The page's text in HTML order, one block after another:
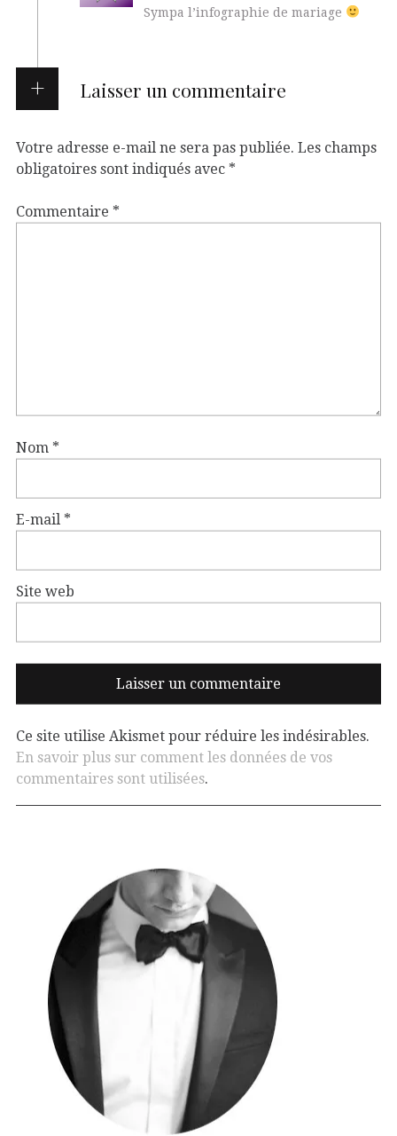
Sympa l’infographie de mariage
Laisser un commentaire
Votre adresse e-mail ne sera pas publiée. Les champs
obligatoires sont indiqués avec *
Commentaire *
Nom *
E-mail *
Site web
Ce site utilise Akismet pour réduire les indésirables.
En savoir plus sur comment les données de vos
commentaires sont utilisées.